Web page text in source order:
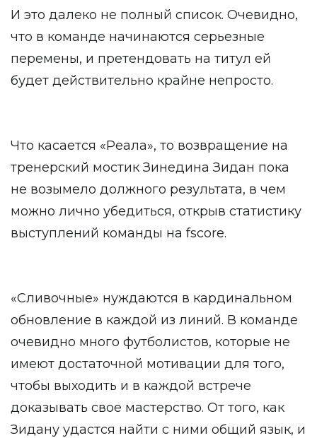
И это далеко не полный список. Очевидно,
что в команде начинаются серьезные
перемены, и претендовать на титул ей
будет действительно крайне непросто.
Что касается «Реала», то возвращение на
тренерский мостик Зинедина Зидан пока
не возымело должного результата, в чем
можно лично убедиться, открыв статистику
выступлений команды на fscore.
«Сливочные» нуждаются в кардинальном
обновление в каждой из линий. В команде
очевидно много футболистов, которые не
имеют достаточной мотивации для того,
чтобы выходить и в каждой встрече
доказывать свое мастерство. От того, как
Зидану удастся найти с ними общий язык, и